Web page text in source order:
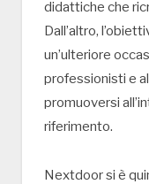
didattiche che
Dall’altro,
un’ulteriore
professionisti e
promuoversi
riferimento.
Nextdoor si è